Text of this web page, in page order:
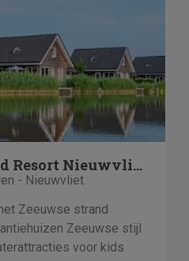
Dormio Strand Resort Nieuwvliet-Bad
- Nieuwvliet
Zeeuwse strand
Zeeuwse stijl
voor kids